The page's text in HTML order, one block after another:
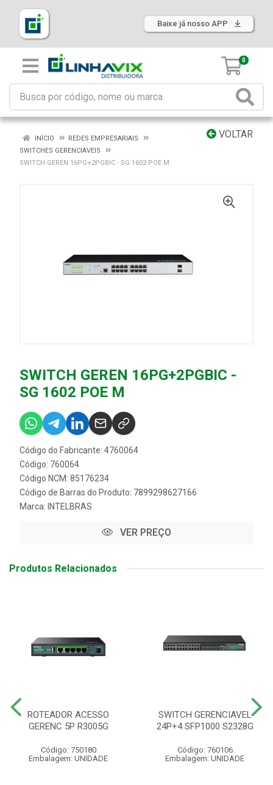
Baixe já nosso APP
0
VOLTAR
INÍCIO
REDES EMPRESARIAIS
SWITCHES GERENCIAVEIS
SWITCH GEREN 16PG+2PGBIC - SG 1602 POE M
SWITCH GEREN 16PG+2PGBIC -
SG 1602 POE M
Código do Fabricante: 4760064
Código: 760064
Código NCM: 85176234
Código de Barras do Produto: 7899298627166
Marca: INTELBRAS
VER PREÇO
Produtos Relacionados
ROTEADOR ACESSO
GERENC 5P R3005G
Código: 750180
Embalagem: UNIDADE
SWITCH GERENCIAVEL
24P+4 SFP1000 S2328G
Código: 760106
Embalagem: UNIDADE